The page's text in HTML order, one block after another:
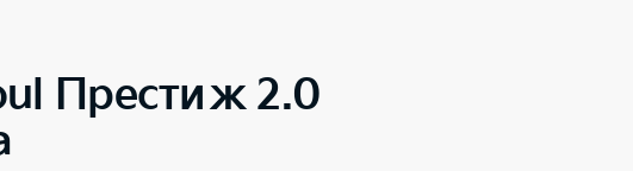
Престиж 2.0